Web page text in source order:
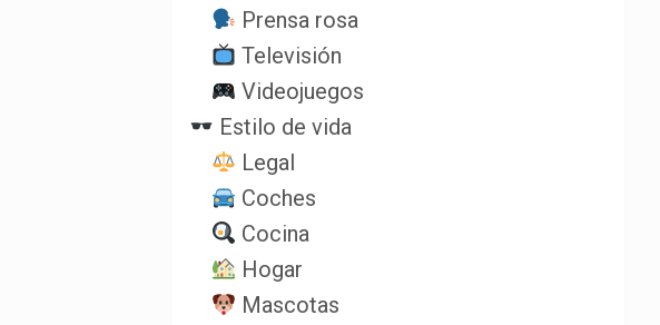
Prensa rosa
Televisión
Videojuegos
Estilo de vida
Legal
Coches
Cocina
Hogar
Mascotas